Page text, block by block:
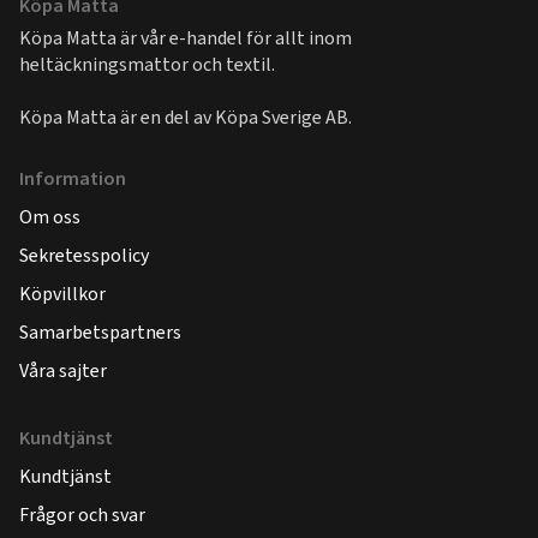
Köpa Matta
Köpa Matta är vår e-handel för allt inom
heltäckningsmattor och textil.
Köpa Matta är en del avKöpa Sverige AB.
Information
Om oss
Sekretesspolicy
Köpvillkor
Samarbetspartners
Våra sajter
Kundtjänst
Kundtjänst
Frågor och svar